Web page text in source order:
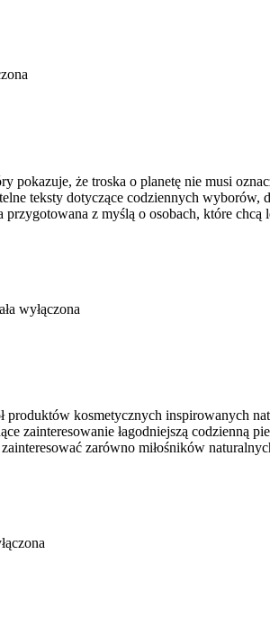
pokazuje, że troska o planetę nie musi
teksty dotyczące codziennych
przygotowana z myślą o osobach, które
wyłączona
kosmetycznych inspirowanych
zainteresowanie łagodniejszą
zarówno miłośników